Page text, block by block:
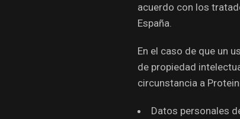
acuerdo con los
España.
En el caso de que un
de propiedad
circunstancia a
Datos personales